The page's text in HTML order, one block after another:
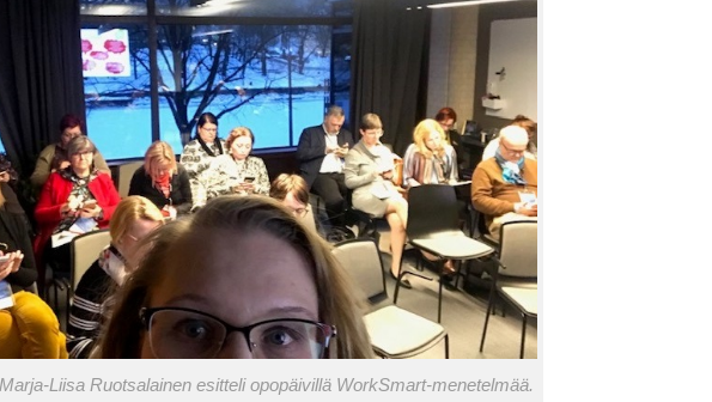
Liisa Ruotsalainen esitteli opopäivillä WorkSmart-menetelmää.